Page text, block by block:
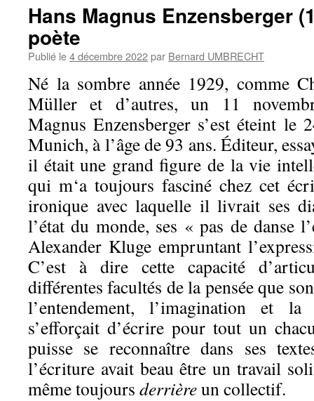
Hans Magnus Enzensberger
poète
Publié le4 décembre 2022par Bernard UMBRECHT
Né la sombre année 1929, comme
Müller et d’autres, un 11
Magnus Enzensberger s’est éteint le
Munich, à l’âge de 93 ans. Éditeur,
il était une grand figure de la vie
qui m‘a toujours fasciné chez cet
ironique avec laquelle il livrait ses
l’état du monde, ses « pas de danse
Alexander Kluge empruntant
C’est à dire cette capacité
différentes facultés de la pensée que
l’entendement, l’imagination et la
s’efforçait d’écrire pour tout un
puisse se reconnaître dans ses
l’écriture avait beau être un travail
même toujours derrièreun collectif.